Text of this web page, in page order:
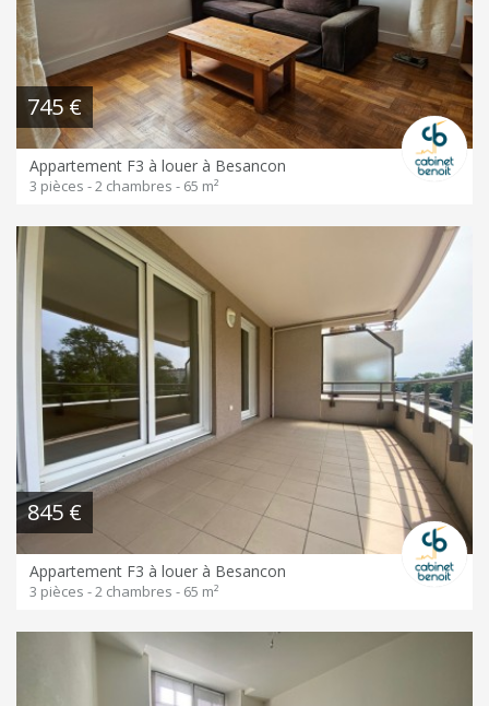
745 €
Appartement F3 à louer à Besancon
3 pièces - 2 chambres - 65 m²
845 €
Appartement F3 à louer à Besancon
3 pièces - 2 chambres - 65 m²